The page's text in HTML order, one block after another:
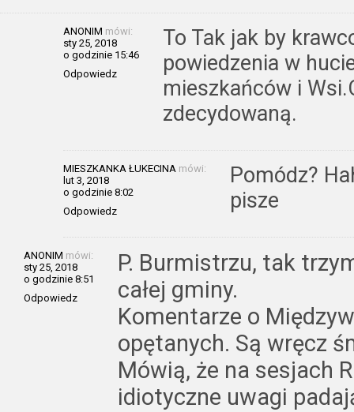
ANONIM mówi:
sty 25, 2018
o godzinie 15:46
Odpowiedz
To Tak jak by
powiedzenia w
mieszkańców i
zdecydowaną.
MIESZKANKA ŁUKECINA mówi:
lut 3, 2018
o godzinie 8:02
Odpowiedz
Pomódz?
pisze
ANONIM mówi:
sty 25, 2018
o godzinie 8:51
Odpowiedz
P. Burmistrzu, tak
całej gminy.
Komentarze o
opętanych. Są wręcz
Mówią, że na sesjach
idiotyczne uwagi